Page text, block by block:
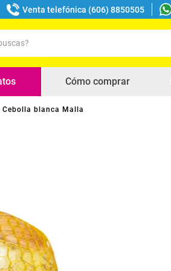
Venta telefónica (606) 8850505
Cómo comprar
Cebolla blanca Malla
buscados